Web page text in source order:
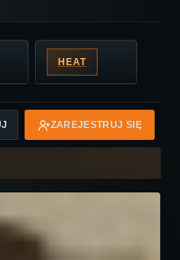
HEAT
ZAREJESTRUJ SIĘ